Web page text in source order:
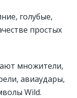
голубые,
простых
множители,
авиаудары,
Wild.